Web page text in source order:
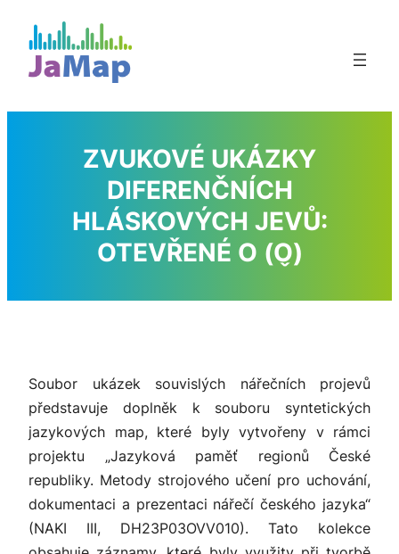
Přeskočit
obsah
ZVUKOVÉ UKÁZKY
DIFERENČNÍCH
HLÁSKOVÝCH JEVŮ:
OTEVŘENÉ O (O̬)
Soubor ukázek souvislých nářečních projevů
představuje doplněk k souboru syntetických
jazykových map, které byly vytvořeny v rámci
projektu „Jazyková paměť regionů České
republiky. Metody strojového učení pro uchování,
dokumentaci a prezentaci nářečí českého jazyka“
(NAKI III, DH23P03OVV010). Tato kolekce